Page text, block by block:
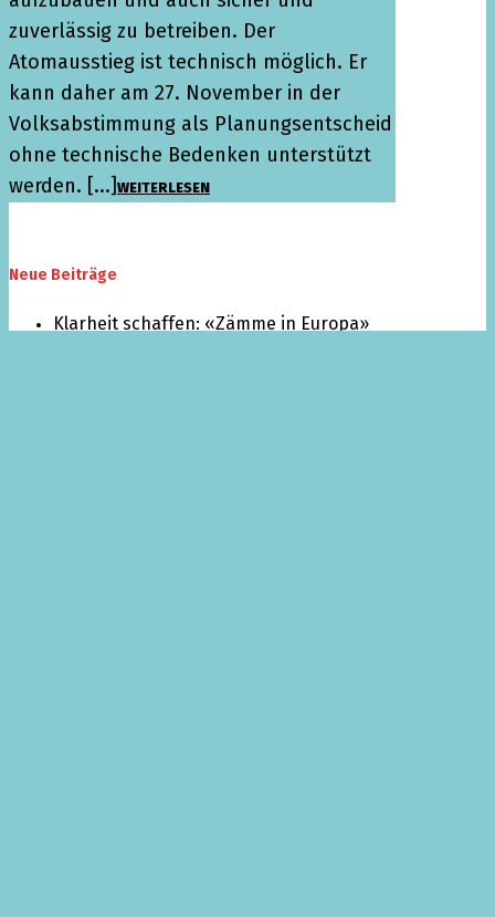
zuverlässig zu betreiben. Der
Atomausstieg ist technisch möglich. Er
kann daher am 27. November in der
Volksabstimmung als Planungsentscheid
ohne technische Bedenken unterstützt
werden. [...] WEITERLESEN
Neue Beiträge
Klarheit schaffen: «Zämme in Europa»